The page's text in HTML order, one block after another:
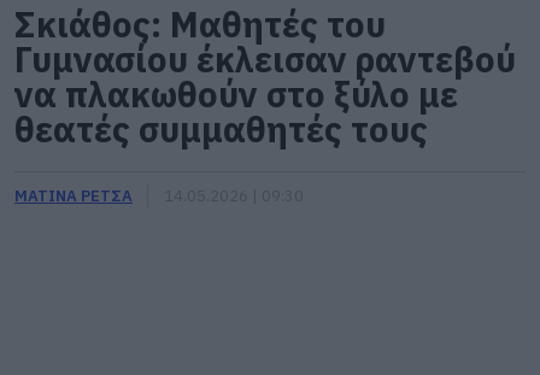
Σκιάθος: Μαθητές του
Γυμνασίου έκλεισαν ραντεβού
να πλακωθούν στο ξύλο με
θεατές συμμαθητές τους
ΜΑΤΙΝΑ ΡΕΤΣΑ